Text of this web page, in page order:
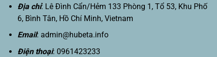
Địa chỉ: Lê Đình Cẩn/Hẻm 133 Phòng 1, Tổ 53, Khu Phố
6, Bình Tân, Hồ Chí Minh, Vietnam
Email: admin@hubeta.info
Điện thoại: 0961423233